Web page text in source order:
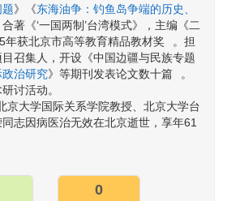
》《东海油争：钓鱼岛争端的历史、
著《‘一国两制’台湾模式》，主编《二
年获北京市高等教育精品教材奖
。担
召集人，开设《中国边疆与民族专题
政治研究》等期刊发表论文数十篇
。
讨活动。
京大学国际关系学院教授、北京大学台
志因病医治无效在北京逝世，享年61
0